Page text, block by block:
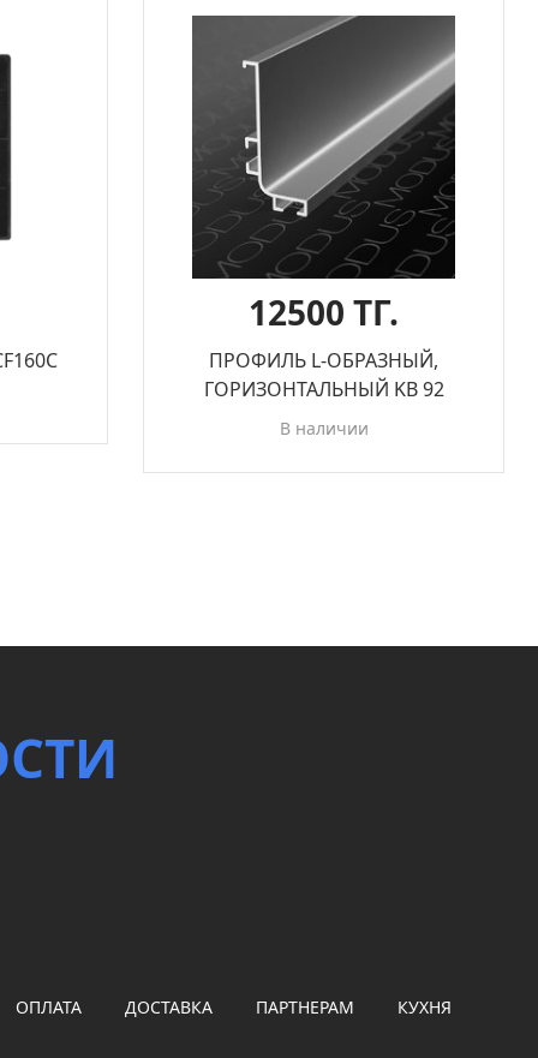
12500 ТГ.
ПРОФИЛЬ L-ОБРАЗНЫЙ,
ГОРИЗОНТАЛЬНЫЙ KB 92
В наличии
ОПЛАТА ДОСТАВКА ПАРТНЕРАМ КУХНЯ